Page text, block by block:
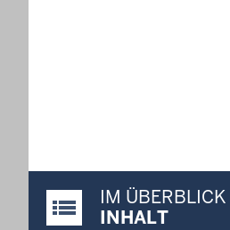
Justiz-Portal im Überblick:
IM ÜBERBLICK
INHALT